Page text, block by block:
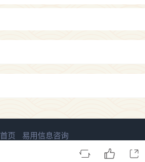
首页 易用信息咨询
鲁ICP备2023027138号-2